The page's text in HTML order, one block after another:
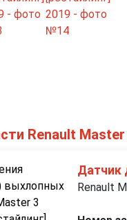
Renault
Датчик
Renault